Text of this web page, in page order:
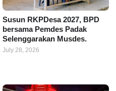
Susun RKPDesa 2027, BPD
bersama Pemdes Padak
Selenggarakan Musdes.
July 28, 2026